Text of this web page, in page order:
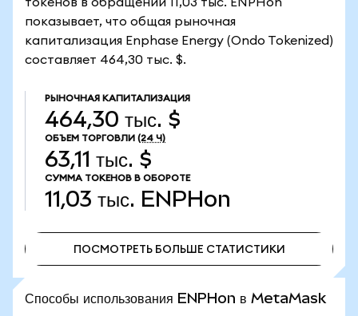
показывает, что общая рыночная
капитализация Enphase Energy (Ondo Tokenized)
составляет 464,30 тыс. $.
РЫНОЧНАЯ КАПИТАЛИЗАЦИЯ
464,30 тыс. $
ОБЪЕМ ТОРГОВЛИ (24 Ч)
63,11 тыс. $
СУММА ТОКЕНОВ В ОБОРОТЕ
11,03 тыс. ENPHon
ПОСМОТРЕТЬ БОЛЬШЕ СТАТИСТИКИ
Способы использования ENPHon в MetaMask